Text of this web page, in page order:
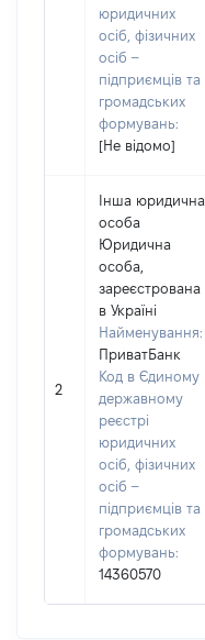
юридичних
осіб, фізичних
осіб –
підприємців та
громадських
формувань:
[Не відомо]
2
Інша юридична
особа
Юридична
особа,
зареєстрована
в Україні
Найменування:
ПриватБанк
Код в Єдиному
державному
реєстрі
юридичних
осіб, фізичних
осіб –
підприємців та
громадських
формувань:
14360570